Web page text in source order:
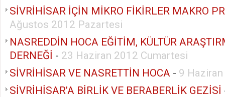
SİVRİHİSAR İÇİN MİKRO FİKİRLER MAKRO
Ağustos 2012 Pazartesi
NASREDDİN HOCA EĞİTİM, KÜLTÜR
DERNEĞİ - 23 Haziran 2012 Cumartesi
SİVRİHİSAR VE NASRETTİN HOCA - 9
SİVRİHİSAR’A BİRLİK VE BERABERLİK GEZİSİ